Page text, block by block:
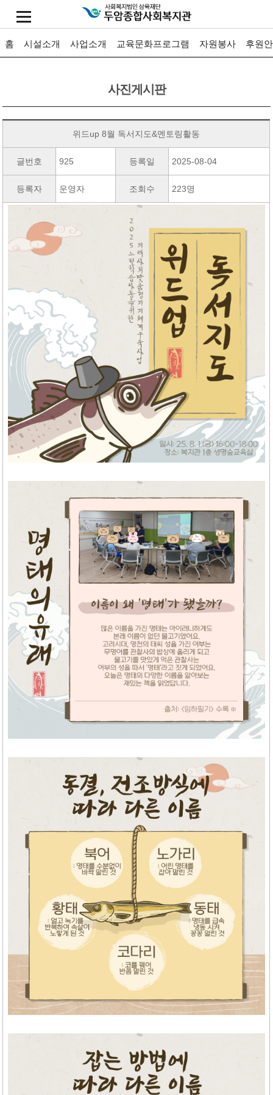
홈 시설소개 사업소개 교육문화프로그램 자원봉사 후원
사진게시판
위드up 8월 독서지도&멘토링활동
글번호 925 등록일 2025-08-04
등록자 운영자 조회수 223명